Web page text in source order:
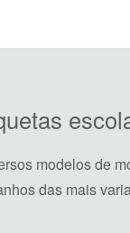
modelos de
das mais